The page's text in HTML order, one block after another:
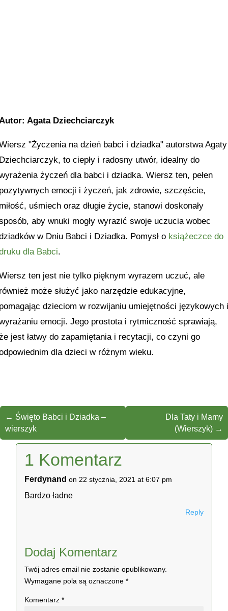
Agata Dziechciarczyk
"Życzenia na dzień babci i dziadka" autorstwa Agaty
to ciepły i radosny utwór, idealny do
życzeń dla babci i dziadka. Wiersz ten, pełen
emocji i życzeń, jak zdrowie, szczęście,
uśmiech oraz długie życie, stanowi doskonały
aby wnuki mogły wyrazić swoje uczucia wobec
w Dniu Babci i Dziadka. Pomysł o książeczce do
dla Babci.
ten jest nie tylko pięknym wyrazem uczuć, ale
może służyć jako narzędzie edukacyjne,
dzieciom w rozwijaniu umiejętności językowych
emocji. Jego prostota i rytmiczność sprawiają,
jest łatwy do zapamiętania i recytacji, co czyni go
dla dzieci w różnym wieku.
← Święto Babci i Dziadka –
wierszyk
Dla Taty i Mamy
(Wierszyk) →
1 Komentarz
Ferdynand on 22 stycznia, 2021 at 6:07 pm
Bardzo ładne
Reply
Dodaj Komentarz
Twój adres email nie zostanie opublikowany.
Wymagane pola są oznaczone*
Komentarz*